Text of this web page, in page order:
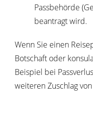
Passbehörde
beantragt wird.
Wenn Sie einen
Botschaft oder
Beispiel bei
weiteren Zuschlag